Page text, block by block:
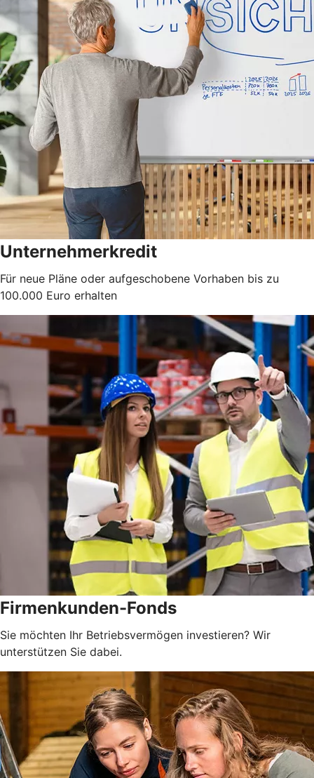
Unternehmerkredit
Für neue Pläne oder aufgeschobene Vorhaben bis zu
100.000 Euro erhalten
Firmenkunden-Fonds
Sie möchten Ihr Betriebsvermögen investieren? Wir
unterstützen Sie dabei.